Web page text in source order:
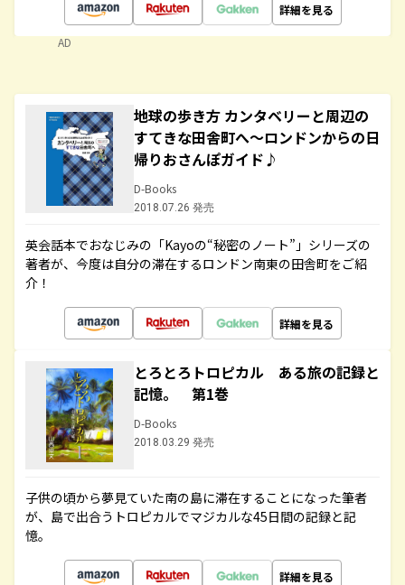
詳細を見る
AD
地球の歩き方 カンタベリーと周辺の
すてきな田舎町へ～ロンドンからの日
帰りおさんぽガイド♪
D-Books
2018.07.26 発売
英会話本でおなじみの「Kayoの“秘密のノート”」シリーズの
著者が、今度は自分の滞在するロンドン南東の田舎町をご紹
介！
詳細を見る
とろとろトロピカル ある旅の記録と
記憶。 第1巻
D-Books
2018.03.29 発売
子供の頃から夢見ていた南の島に滞在することになった筆者
が、島で出合うトロピカルでマジカルな45日間の記録と記
憶。
詳細を見る